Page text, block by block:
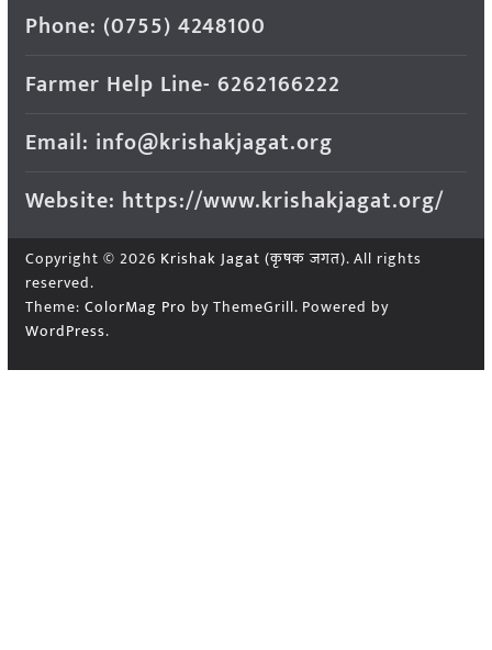
Phone: (0755) 4248100
Farmer Help Line- 6262166222
Email: info@krishakjagat.org
Website: https://www.krishakjagat.org/
Copyright © 2026 Krishak Jagat (कृषक जगत). All rights
reserved.
Theme: ColorMag Pro by ThemeGrill. Powered by
WordPress.